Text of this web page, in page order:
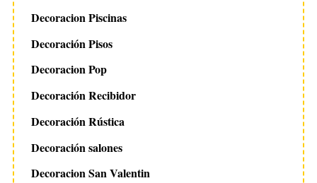
Decoracion Piscinas
Decoración Pisos
Decoracion Pop
Decoración Recibidor
Decoración Rústica
Decoración salones
Decoracion San Valentin